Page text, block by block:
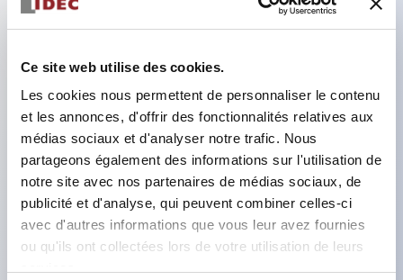
Ce site web utilise des cookies.
Les cookies nous permettent de personnaliser le contenu
et les annonces, d'offrir des fonctionnalités relatives aux
médias sociaux et d'analyser notre trafic. Nous
partageons également des informations sur l'utilisation de
notre site avec nos partenaires de médias sociaux, de
publicité et d'analyse, qui peuvent combiner celles-ci
avec d'autres informations que vous leur avez fournies
ou qu'ils ont collectées lors de votre utilisation de leurs
permettant une configuration à 4 contacts
Profondeur du panneau de 39,9 mm (*bloc de
contact à 11 étages), 59,9 mm (*bloc de contact à
22 étages). Conception peu encombrante
possible.
Structure de sécurité de 3e génération :
déclenchement à 2 actions, garde intégrée,
structure de protection des doigts IP20.